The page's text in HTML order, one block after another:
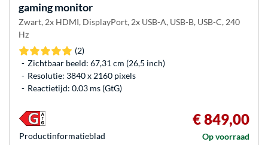
gaming monitor
Zwart, 2x HDMI, DisplayPort, 2x USB-A, USB-B, USB-C, 240
Hz
(2)
Zichtbaar beeld: 67,31 cm (26,5 inch)
Resolutie: 3840 x 2160 pixels
Reactietijd: 0.03 ms (GtG)
€ 849,00
Op voorraad
Product­informatieblad